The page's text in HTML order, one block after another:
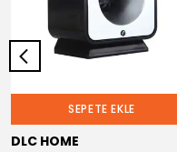
SEPETE EKLE
DLC HOME